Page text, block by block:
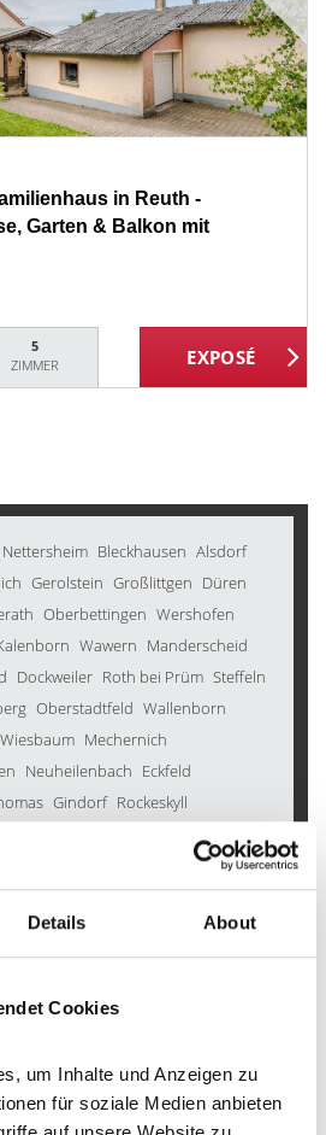
Details About
Cookies
um Inhalte und Anzeigen zu
für soziale Medien anbieten
in Reuth -
Garten & Balkon mit
5
ZIMMER
Nettersheim Bleckhausen Alsdorf
Gerolstein Großlittgen Düren
Oberbettingen Wershofen
Wawern Manderscheid
Dockweiler Roth bei Prüm Steffeln
Oberstadtfeld Wallenborn
Wiesbaum Mechernich
Neuheilenbach Eckfeld
Gindorf Rockeskyll
Horperath
Schönecken Hallschlag
Kerpen
Stadtkyll
Kradenbach Dohm-Lammersdorf
Üdersdorf Kall
Seiwerath
Schmitt
Blankenheim